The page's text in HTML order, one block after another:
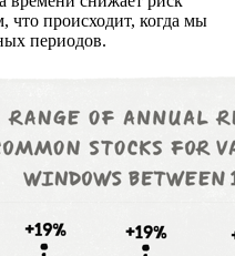
что происходит, когда мы
периодов.